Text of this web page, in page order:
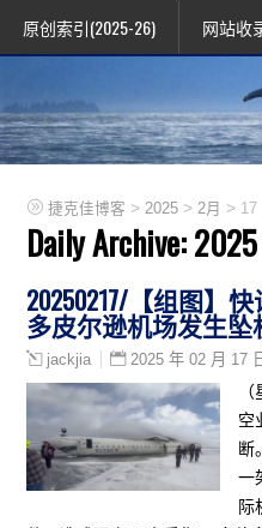
原创索引(2025-26) 网站收
捷克佳博客 > 2025 > 2月 > 17
Daily Archive:
20250217/【组图】
多皮尔逊机场发生
jackjia 2025 年 02 月 17
空
断
一
际